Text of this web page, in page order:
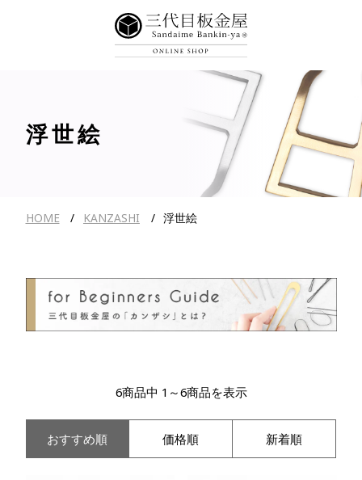
浮世絵
HOME KANZASHI 浮世絵
6商品中 1～6商品を表示
おすすめ順 価格順 新着順